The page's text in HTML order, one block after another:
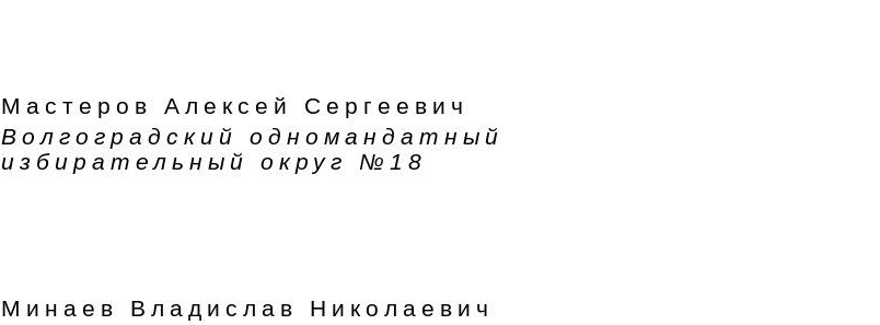
Мастеров Алексей Сергеевич
Волгоградский одномандатный
избирательный округ №18
Минаев Владислав Николаевич